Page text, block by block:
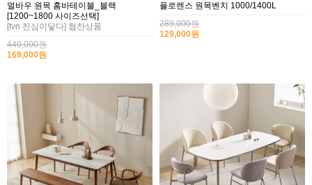
멀바우 원목 홈바테이블_블랙
[1200~1800 사이즈선택]
[tvn 진심이닿다] 협찬상품
449,000원
169,000원
플로렌스 원목벤치 1000/1400L
289,000원
129,000원